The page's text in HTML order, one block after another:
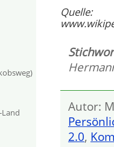
Quelle:
Autor:
2.0,